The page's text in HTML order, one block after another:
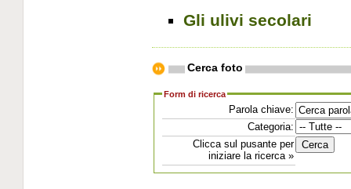
Gli ulivi secolari
Cerca foto
Form di ricerca
Parola chiave:
Categoria:
Clicca sul pusante per
iniziare la ricerca »